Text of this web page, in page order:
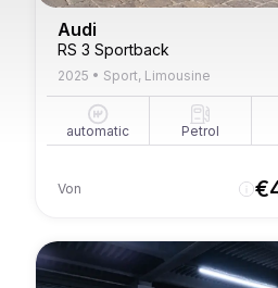
Audi
RS 3 Sportback
2025 • Sport, Limousine
automatic Petrol
Von €